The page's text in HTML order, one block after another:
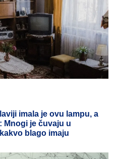
imala je ovu lampu, a
Mnogi je čuvaju u
blago imaju